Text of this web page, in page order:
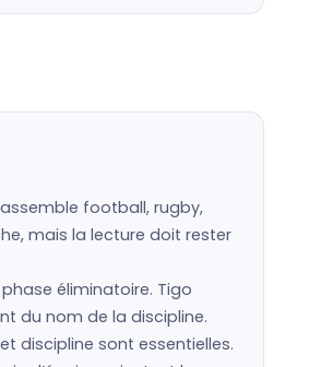
football, rugby,
mais la lecture doit rester
éliminatoire. Tigo
du nom de la discipline.
discipline sont essentielles.